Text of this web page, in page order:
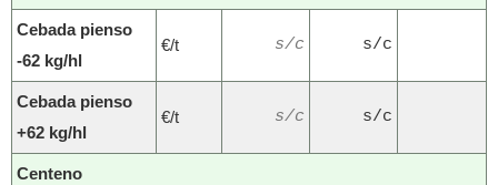
Cebada pienso
-62 kg/hl
€/t s/c s/c
Cebada pienso
+62 kg/hl
€/t s/c s/c
Centeno